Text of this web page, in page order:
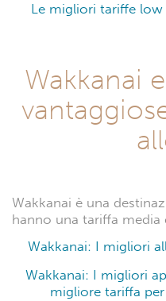
Le migliori tariffe low
Wakkanai
Wakkanai è una
hanno una tariffa media
Wakkanai: I migliori
Wakkanai: I migliori
migliore tariffa